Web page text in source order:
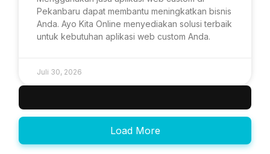
Pekanbaru dapat membantu meningkatkan bisnis
Anda. Ayo Kita Online menyediakan solusi terbaik
untuk kebutuhan aplikasi web custom Anda.
Juli 30, 2026
Load More